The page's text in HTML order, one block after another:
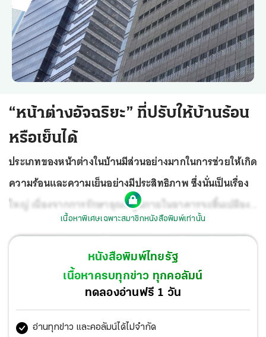
“หน้าต่างอัจฉริยะ” ที่ปรับให้บ้านร้อน
หรือเย็นได้
ประเภทของหน้าต่างในบ้านมีส่วนอย่างมากในการช่วยให้เกิด
ความร้อนและความเย็นอย่างมีประสิทธิภาพ ซึ่งนั่นเป็นเรื่อง
ใหญ่ เนื่องจากการรักษาอุณหภูมิภายในอาคารจะสิ้นเปลือง
พลังงานจำนวนมาก และคิดเป็น 20-40% ของงบประมาณ
ด้านพลังงานของประเทศในประเทศที่พัฒนาแล้ว
เนื้อหาพิเศษเฉพาะสมาชิกหนังสือพิมพ์เท่านั้น
หนังสือพิมพ์ไทยรัฐ
เนื้อหาครบทุกข่าว ทุกคอลัมน์
ทดลองอ่านฟรี 1 วัน
อ่านทุกข่าว และคอลัมน์ได้ไม่จำกัด